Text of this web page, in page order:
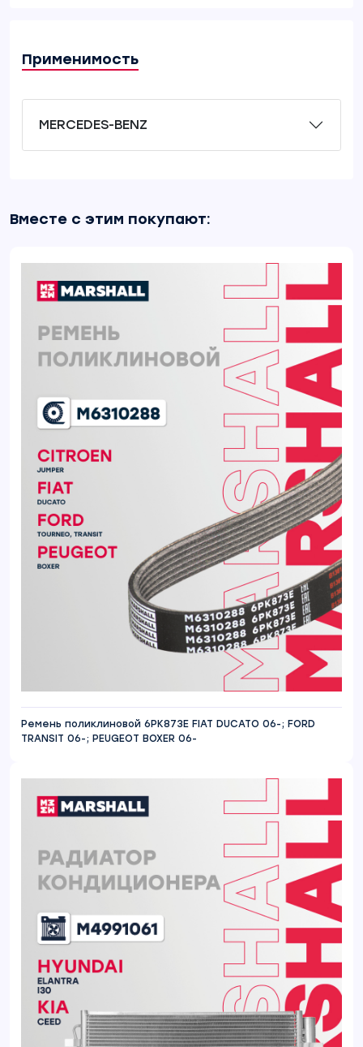
Применимость
MERCEDES-BENZ
Вместе с этим покупают:
Ремень поликлиновой 6PK873E FIAT DUCATO 06-; FORD
TRANSIT 06-; PEUGEOT BOXER 06-